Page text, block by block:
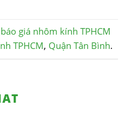
giá nhôm kính TPHCM
TPHCM, Quận Tân Bình.